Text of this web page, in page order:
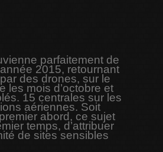
parfaitement de
2015, retournant
des drones, sur le
les mois d’octobre et
15 centrales sur les
aériennes. Soit
abord, ce sujet
temps, d’attribuer
de sites sensibles